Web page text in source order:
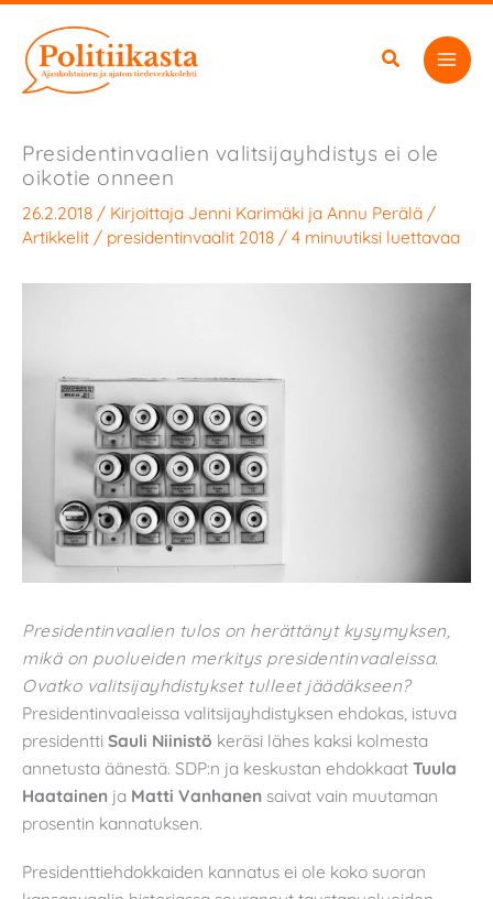
sisältöön
Presidentinvaalien valitsijayhdistys ei ole
oikotie onneen
26.2.2018 / Kirjoittaja Jenni Karimäki ja Annu Perälä /
Artikkelit / presidentinvaalit 2018 / 4 minuutiksi luettavaa
Presidentinvaalien tulos on herättänyt kysymyksen,
mikä on puolueiden merkitys presidentinvaaleissa.
Ovatko valitsijayhdistykset tulleet jäädäkseen?
Presidentinvaaleissa valitsijayhdistyksen ehdokas, istuva
presidentti Sauli Niinistö keräsi lähes kaksi kolmesta
annetusta äänestä. SDP:n ja keskustan ehdokkaat Tuula
Haatainen ja Matti Vanhanen saivat vain muutaman
prosentin kannatuksen.
Presidenttiehdokkaiden kannatus ei ole koko suoran